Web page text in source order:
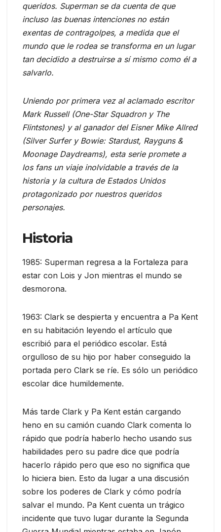
queridos. Superman se da cuenta de que
incluso las buenas intenciones no están
exentas de contragolpes, a medida que el
mundo que le rodea se transforma en un lugar
tan decidido a destruirse a sí mismo como él a
salvarlo.
Uniendo por primera vez al aclamado escritor
Mark Russell (One-Star Squadron y The
Flintstones) y al ganador del Eisner Mike Allred
(Silver Surfer y Bowie: Stardust, Rayguns &
Moonage Daydreams), esta serie promete a
los fans un viaje inolvidable a través de la
historia y la cultura de Estados Unidos
protagonizado por nuestros queridos
personajes.
Historia
1985: Superman regresa a la Fortaleza para
estar con Lois y Jon mientras el mundo se
desmorona.
1963: Clark se despierta y encuentra a Pa Kent
en su habitación leyendo el artículo que
escribió para el periódico escolar. Está
orgulloso de su hijo por haber conseguido la
portada pero Clark se ríe. Es sólo un periódico
escolar dice humildemente.
Más tarde Clark y Pa Kent están cargando
heno en su camión cuando Clark comenta lo
rápido que podría haberlo hecho usando sus
habilidades pero su padre dice que podría
hacerlo rápido pero que eso no significa que
lo hiciera bien. Esto da lugar a una discusión
sobre los poderes de Clark y cómo podría
salvar el mundo. Pa Kent cuenta un trágico
incidente que tuvo lugar durante la Segunda